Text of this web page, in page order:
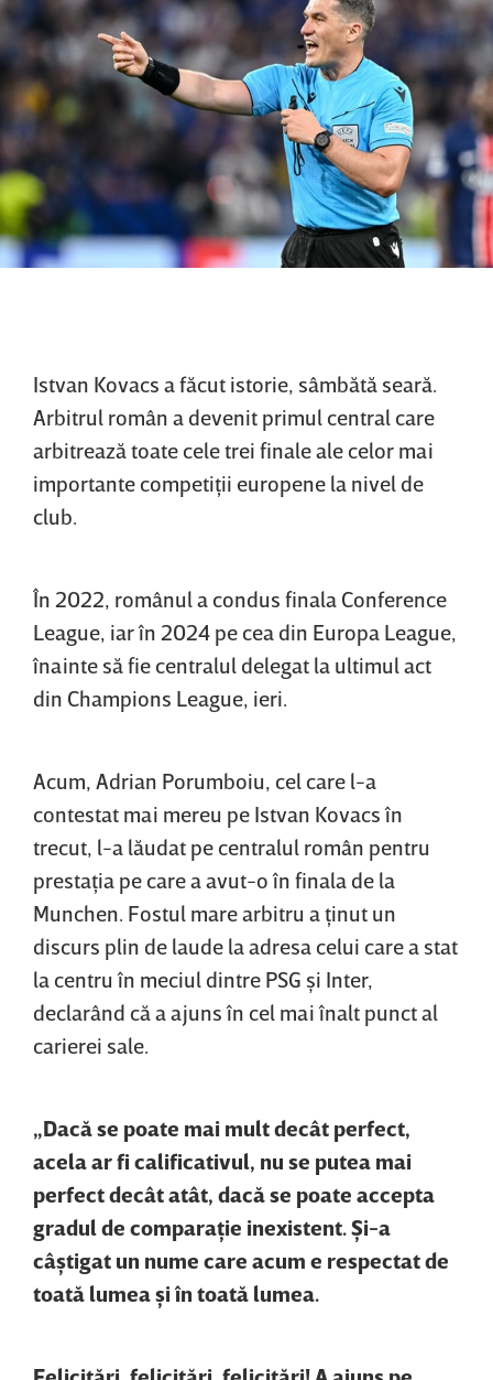
Istvan Kovacs a făcut istorie, sâmbătă seară.
Arbitrul român a devenit primul central care
arbitrează toate cele trei finale ale celor mai
importante competiţii europene la nivel de
club.
În 2022, românul a condus finala Conference
League, iar în 2024 pe cea din Europa League,
înainte să fie centralul delegat la ultimul act
din Champions League, ieri.
Acum, Adrian Porumboiu, cel care l-a
contestat mai mereu pe Istvan Kovacs în
trecut, l-a lăudat pe centralul român pentru
prestaţia pe care a avut-o în finala de la
Munchen. Fostul mare arbitru a ţinut un
discurs plin de laude la adresa celui care a stat
la centru în meciul dintre PSG şi Inter,
declarând că a ajuns în cel mai înalt punct al
carierei sale.
„Dacă se poate mai mult decât perfect,
acela ar fi calificativul, nu se putea mai
perfect decât atât, dacă se poate accepta
gradul de comparaţie inexistent. Şi-a
câştigat un nume care acum e respectat de
toată lumea şi în toată lumea.